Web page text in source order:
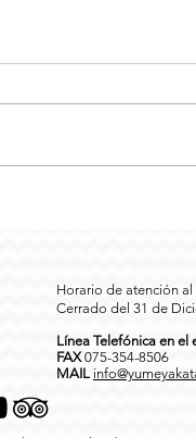
Horario de atención
Cerrado del 31 de
Línea Telefónica en el
FAX075-354-8506
MAIL